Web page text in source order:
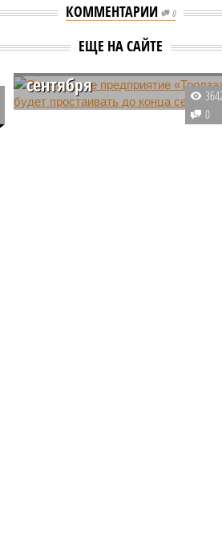
КОММЕНТАРИИ 0
ЕЩЕ НА САЙТЕ
Энгельсское предприятие
«Тролза» будет
сентября
На энгельсском ЗАО «Тролза» 0